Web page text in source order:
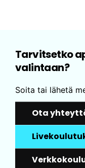
Tarvitsetko
valintaan?
Soita tai lähetä
Ota